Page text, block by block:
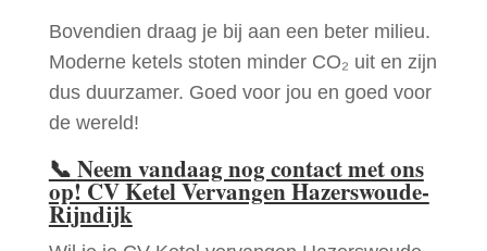
Bovendien draag je bij aan een beter milieu.
Moderne ketels stoten minder CO₂ uit en zijn
dus duurzamer. Goed voor jou en goed voor
de wereld!
📞 Neem vandaag nog contact met ons
op! CV Ketel Vervangen Hazerswoude-
Rijndijk